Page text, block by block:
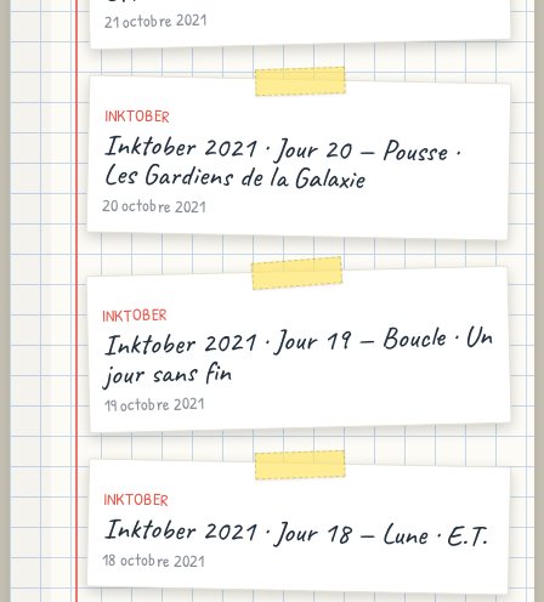
21 octobre 2021
INKTOBER
Inktober 2021 · Jour 20 — Pousse ·
Les Gardiens de la Galaxie
20 octobre 2021
INKTOBER
Inktober 2021 · Jour 19 — Boucle · Un
jour sans fin
19 octobre 2021
INKTOBER
Inktober 2021 · Jour 18 — Lune · E.T.
18 octobre 2021